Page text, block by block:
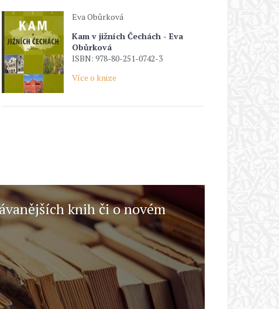
Eva Obůrková
Kam v jižních Čechách - Eva
Obůrková
ISBN: 978-80-251-0742-3
Více o knize
knih či o novém